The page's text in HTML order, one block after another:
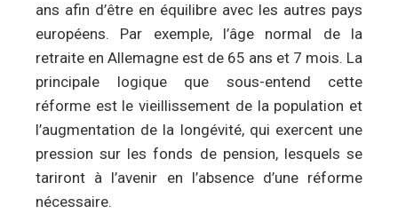
ans afin d’être en équilibre avec les autres pays
européens. Par exemple, l’âge normal de la
retraite en Allemagne est de 65 ans et 7 mois. La
principale logique que sous-entend cette
réforme est le vieillissement de la population et
l’augmentation de la longévité, qui exercent une
pression sur les fonds de pension, lesquels se
tariront à l’avenir en l’absence d’une réforme
nécessaire.